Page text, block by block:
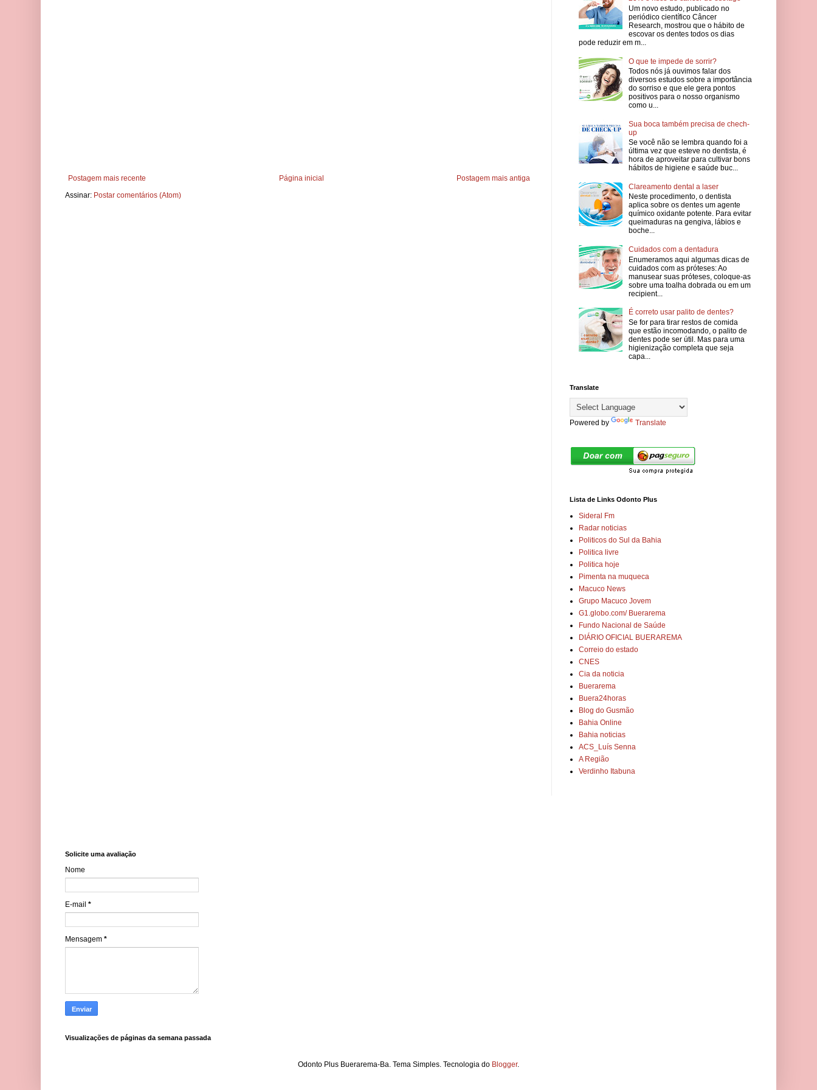
Postagem mais recente Postagem mais antiga
Página inicial
Assinar: Postar comentários (Atom)
Um novo estudo, publicado no
periódico científico Câncer
Research, mostrou que o hábito de
escovar os dentes todos os dias
pode reduzir em m...
O que te impede de sorrir?
Todos nós já ouvimos falar dos
diversos estudos sobre a importância
do sorriso e que ele gera pontos
positivos para o nosso organismo
como u...
Sua boca também precisa de chech-
up
Se você não se lembra quando foi a
última vez que esteve no dentista, é
hora de aproveitar para cultivar bons
hábitos de higiene e saúde buc...
Clareamento dental a laser
Neste procedimento, o dentista
aplica sobre os dentes um agente
químico oxidante potente. Para evitar
queimaduras na gengiva, lábios e
boche...
Cuidados com a dentadura
Enumeramos aqui algumas dicas de
cuidados com as próteses: Ao
manusear suas próteses, coloque-as
sobre uma toalha dobrada ou em um
recipient...
É correto usar palito de dentes?
Se for para tirar restos de comida
que estão incomodando, o palito de
dentes pode ser útil. Mas para uma
higienização completa que seja
capa...
Translate
Powered by Translate
Lista de Links Odonto Plus
Sideral Fm
Radar noticias
Politicos do Sul da Bahia
Politica livre
Politica hoje
Pimenta na muqueca
Macuco News
Grupo Macuco Jovem
G1.globo.com/ Buerarema
Fundo Nacional de Saúde
DIÁRIO OFICIAL BUERAREMA
Correio do estado
CNES
Cia da noticia
Buerarema
Buera24horas
Blog do Gusmão
Bahia Online
Bahia noticias
ACS_Luís Senna
A Região
Verdinho Itabuna
Solicite uma avaliação
Nome
E-mail *
Mensagem *
Visualizações de páginas da semana passada
Odonto Plus Buerarema-Ba. Tema Simples. Tecnologia do Blogger.